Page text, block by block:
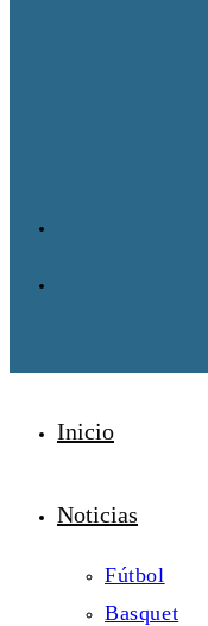
Inicio
Noticias
Fútbol
Basquet